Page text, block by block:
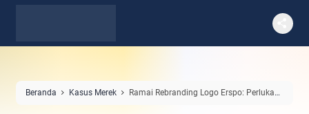
Beranda Kasus Merek
Ramai Rebranding Logo Erspo: Perlukah